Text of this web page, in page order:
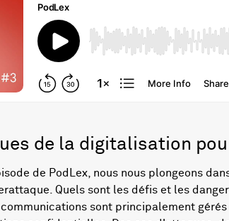
de la digitalisation
de PodLex, nous nous plongeons
Quels sont les défis et les
sont principalement